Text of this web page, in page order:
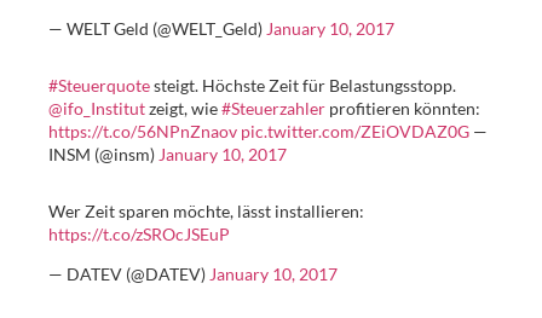
— WELT Geld (@WELT_Geld) January 10, 2017
#Steuerquotesteigt. Höchste Zeit für Belastungsstopp.
@ifo_Institutzeigt, wie#Steuerzahler profitieren könnten:
https://t.co/56NPnZnaov pic.twitter.com/ZEiOVDAZ0G —
INSM (@insm) January 10, 2017
Wer Zeit sparen möchte, lässt installieren:
https://t.co/zSROcJSEuP
— DATEV (@DATEV) January 10, 2017